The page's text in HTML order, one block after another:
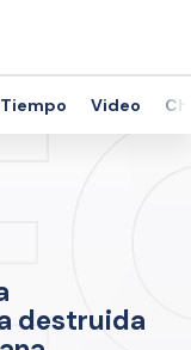
Tiempo Video
destruida